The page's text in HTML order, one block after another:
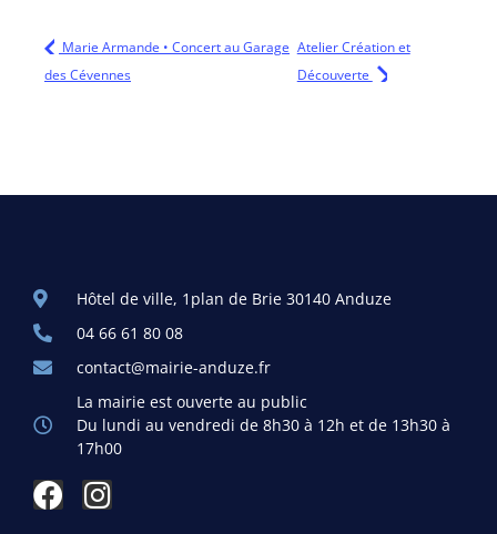
Marie Armande • Concert au Garage
des Cévennes
Atelier Création et
Découverte
Hôtel de ville, 1plan de Brie 30140 Anduze
04 66 61 80 08
contact@mairie-anduze.fr
La mairie est ouverte au public
Du lundi au vendredi de 8h30 à 12h et de 13h30 à
17h00